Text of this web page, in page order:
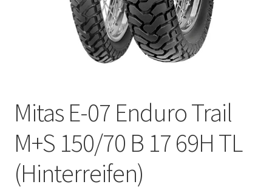
Mitas E-07 Enduro Trail
M+S 150/70 B 17 69H TL
(Hinterreifen)